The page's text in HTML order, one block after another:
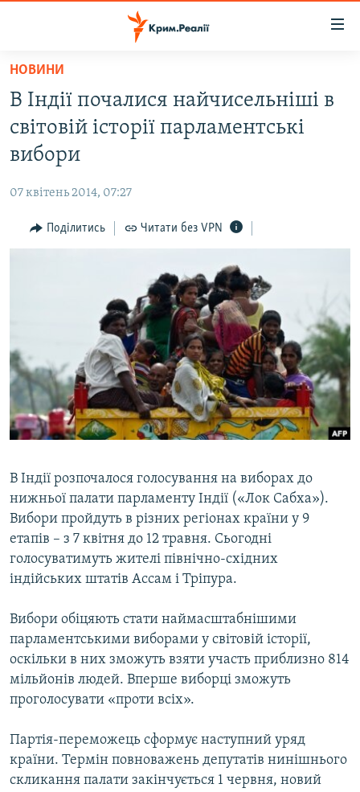
Перейти
основного
матеріалу
Перейти
до
основної
Перейти
до
ВОДА.КРИМ
ВІДЕО ТА ФОТО
БЛОГИ
ПОГЛЯД
СПЕЦПРОЕКТИ
ВІДЕОУРОКИ «ELIFBE»
СВІДЧЕННЯ ОКУПАЦІЇ
УКРАЇНСЬКА ПРОБЛЕМА КРИМУ
ЯК ОБІЙТИ БЛОКУВАННЯ
Русский
Qırımtatar
Усі сайти RFE/RL
НОВИНИ
В Індії почалися найчисельніші в
світовій історії парламентські
вибори
07 квітень 2014, 07:27
Поділитись Читати без VPN
В Індії розпочалося голосування на виборах до
нижньої палати парламенту Індії («Лок Сабха»).
Вибори пройдуть в різних регіонах країни у 9
етапів – з 7 квітня до 12 травня. Сьогодні
голосуватимуть жителі північно-східних
індійських штатів Ассам і Тріпура.
Вибори обіцяють стати наймасштабнішими
парламентськими виборами у світовій історії,
оскільки в них зможуть взяти участь приблизно 814
мільйонів людей. Вперше виборці зможуть
проголосувати «проти всіх».
Партія-переможець сформує наступний уряд
країни. Термін повноважень депутатів нинішнього
скликання палати закінчується 1 червня, новий